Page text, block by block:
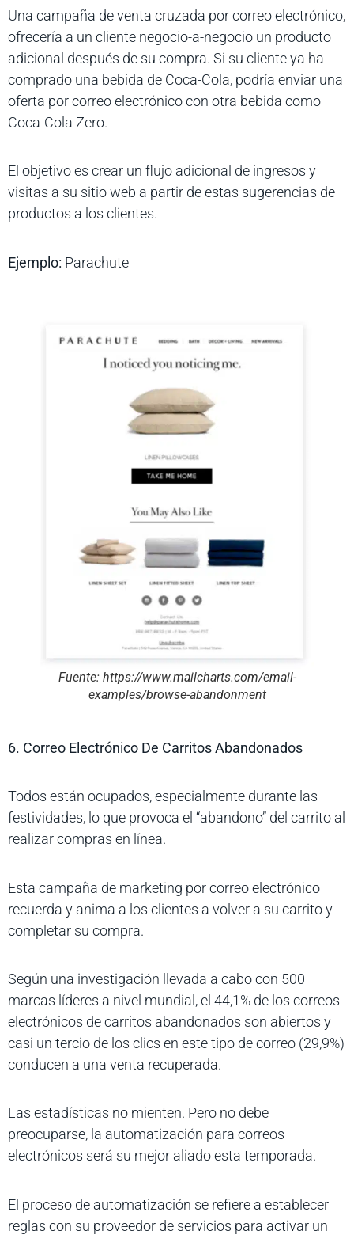
Una campaña de venta cruzada por correo electrónico,
ofrecería a un cliente negocio-a-negocio un producto
adicional después de su compra. Si su cliente ya ha
comprado una bebida de Coca-Cola, podría enviar una
oferta por correo electrónico con otra bebida como
Coca-Cola Zero.
El objetivo es crear un flujo adicional de ingresos y
visitas a su sitio web a partir de estas sugerencias de
productos a los clientes.
Ejemplo: Parachute
Fuente: https://www.mailcharts.com/email-
examples/browse-abandonment
6. Correo Electrónico De Carritos Abandonados
Todos están ocupados, especialmente durante las
festividades, lo que provoca el “abandono” del carrito al
realizar compras en línea.
Esta campaña de marketing por correo electrónico
recuerda y anima a los clientes a volver a su carrito y
completar su compra.
Según una investigación llevada a cabo con 500
marcas líderes a nivel mundial, el 44,1% de los correos
electrónicos de carritos abandonados son abiertos y
casi un tercio de los clics en este tipo de correo (29,9%)
conducen a una venta recuperada.
Las estadísticas no mienten. Pero no debe
preocuparse, la automatización para correos
electrónicos será su mejor aliado esta temporada.
El proceso de automatización se refiere a establecer
reglas con su proveedor de servicios para activar un